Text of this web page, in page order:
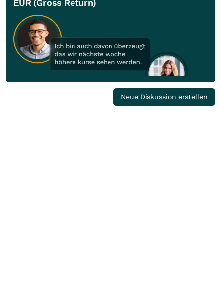
EUR (Gross Return)
Neue Diskussion erstellen